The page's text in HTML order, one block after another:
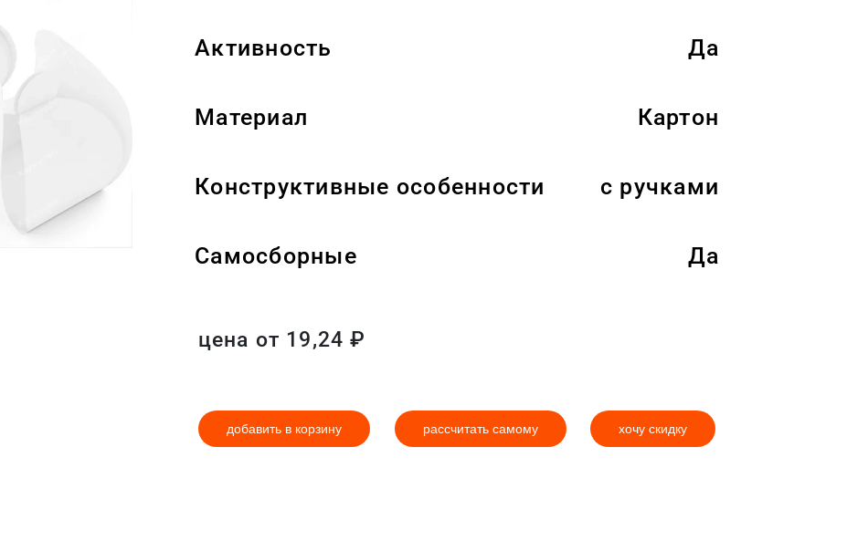
Активность Да
Материал Картон
Конструктивные особенности с ручками
Самосборные Да
цена от 19,24 ₽
добавить в корзину рассчитать самому хочу скидку